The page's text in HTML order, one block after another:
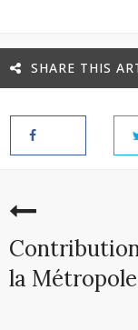
SHARE THIS
la